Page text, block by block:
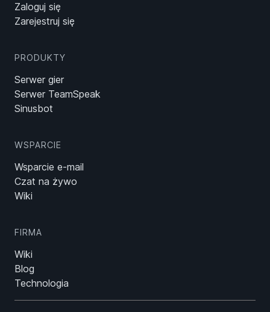
Zaloguj się
Zarejestruj się
PRODUKTY
Serwer gier
Serwer TeamSpeak
Sinusbot
WSPARCIE
Wsparcie e-mail
Czat na żywo
Wiki
FIRMA
Wiki
Blog
Technologia